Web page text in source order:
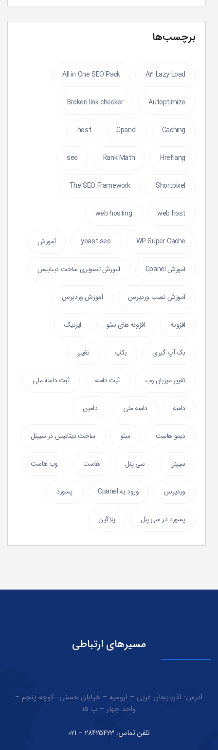
برچسب‌ها
A3 Lazy Load
All in One SEO Pack
Autoptimize
Broken link checker
Caching
Cpanel
host
Hreflang
Rank Math
seo
Shortpixel
The SEO Framework
web host
web hosting
WP Super Cache
yoast seo آموزش
آموزش Cpanel آموزش تصویری ساخت دیتابیس
آموزش نصب وردپرس آموزش وردپرس
افزونه افزونه های سئو ایرنیک
بک آپ گیری بکاپ تغییر
تغییر میزبان وب ثبت دامنه ثبت دامنه ملی
دامنه دامنه ملی دامین
دیمو هاست سئو ساخت دیتابیس در سیپنل
سیپنل سی پنل هاست وب هاست
وردپرس ورود به Cpanel پسورد
پسورد در سی پنل پلاگین
مسیرهای ارتباطی
آدرس: آذربایجان غربی – ارومیه – خیابان حسنی -کوچه پنجم –
واحد چهار – پ 15
تلفن تماس: 28425423 – 021